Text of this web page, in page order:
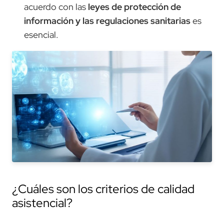
acuerdo con las leyes de protección de
información y las regulaciones sanitariases
esencial.
¿Cuáles son los criterios de calidad
asistencial?